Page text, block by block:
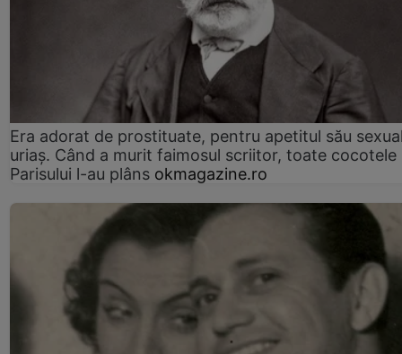
Era adorat de prostituate, pentru apetitul său
uriaș. Când a murit faimosul scriitor, toate cocotele
Parisului l-au plâns okmagazine.ro